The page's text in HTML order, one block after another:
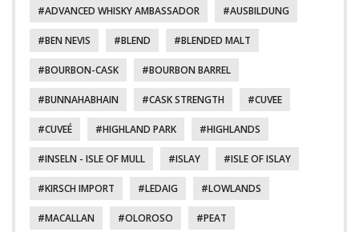
ADVANCED WHISKY AMBASSADOR AUSBILDUNG
BEN NEVIS BLEND BLENDED MALT
BOURBON-CASK BOURBON BARREL
BUNNAHABHAIN CASK STRENGTH CUVEE
CUVEÉ HIGHLAND PARK HIGHLANDS
INSELN - ISLE OF MULL ISLAY ISLE OF ISLAY
KIRSCH IMPORT LEDAIG LOWLANDS
MACALLAN OLOROSO PEAT